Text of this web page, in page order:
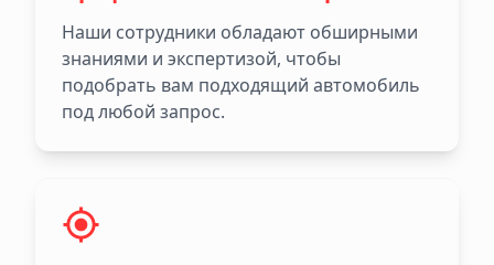
Наши сотрудники обладают обширными
знаниями и экспертизой, чтобы
подобрать вам подходящий автомобиль
под любой запрос.